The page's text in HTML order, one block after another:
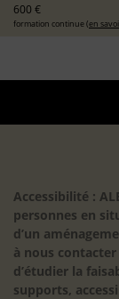
600 €
formation continue (en
Accessibilité :
personnes en
d’un
à nous
d’étudier la
supports,